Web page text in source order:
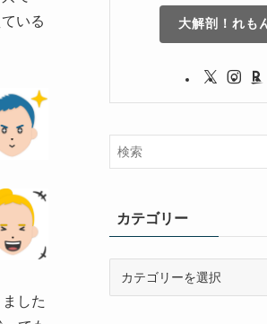
いる
した
大解剖！れも
カテゴリー